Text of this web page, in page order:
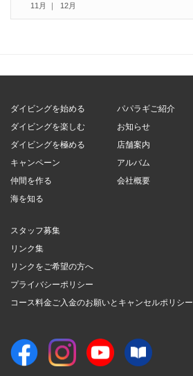
11月
12月
ダイビングを始める
ダイビングを楽しむ
ダイビングを極める
キャンペーン
仲間を作る
海を知る
パパラギご紹介
お知らせ
店舗案内
アルバム
会社概要
スタッフ募集
リンク集
リンクをご希望の方へ
プライバシーポリシー
コース料金ご入金のお願いとキャンセルポリシー